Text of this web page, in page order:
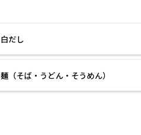
白だし
麺（そば・うどん・そうめん）